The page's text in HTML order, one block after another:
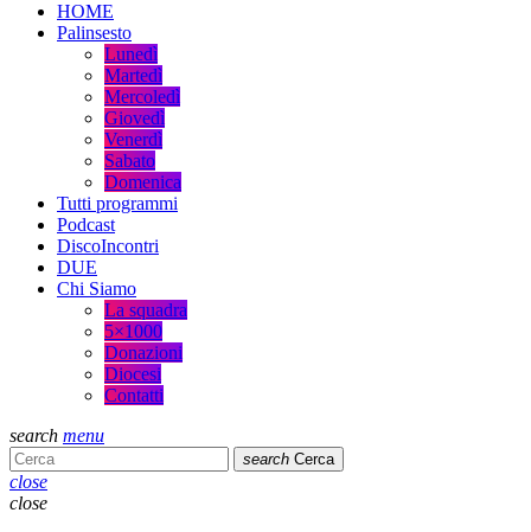
HOME
Palinsesto
Lunedì
Martedì
Mercoledì
Giovedì
Venerdì
Sabato
Domenica
Tutti programmi
Podcast
DiscoIncontri
DUE
Chi Siamo
La squadra
5×1000
Donazioni
Diocesi
Contatti
search menu
search Cerca
close
close